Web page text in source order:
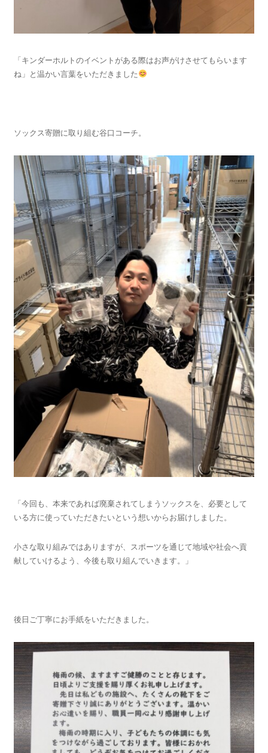
「キンダーホルトのイベントがある際はお声がけさせてもらいます
ね」と温かい言葉をいただきました
ソックス寄贈に取り組む谷口コーチ。
「今回も、本来であれば廃棄されてしまうソックスを、必要として
いる方に使っていただきたいという想いからお届けしました。
小さな取り組みではありますが、スポーツを通じて地域や社会へ貢
献していけるよう、今後も取り組んでいきます。」
後日ご丁寧にお手紙をいただきました。